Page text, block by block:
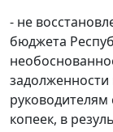
- не
бюджета
копеек, в